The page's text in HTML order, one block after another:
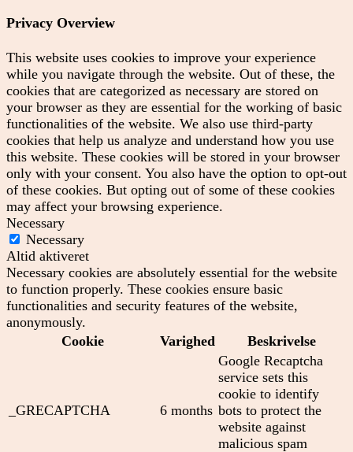
Privacy Overview
This website uses cookies to improve your experience
while you navigate through the website. Out of these, the
cookies that are categorized as necessary are stored on
your browser as they are essential for the working of basic
functionalities of the website. We also use third-party
cookies that help us analyze and understand how you use
this website. These cookies will be stored in your browser
only with your consent. You also have the option to opt-out
of these cookies. But opting out of some of these cookies
may affect your browsing experience.
Necessary
Necessary
Altid aktiveret
Necessary cookies are absolutely essential for the website
to function properly. These cookies ensure basic
functionalities and security features of the website,
anonymously.
Cookie
Varighed Beskrivelse
_GRECAPTCHA 6 months
Google Recaptcha
service sets this
cookie to identify
bots to protect the
website against
malicious spam